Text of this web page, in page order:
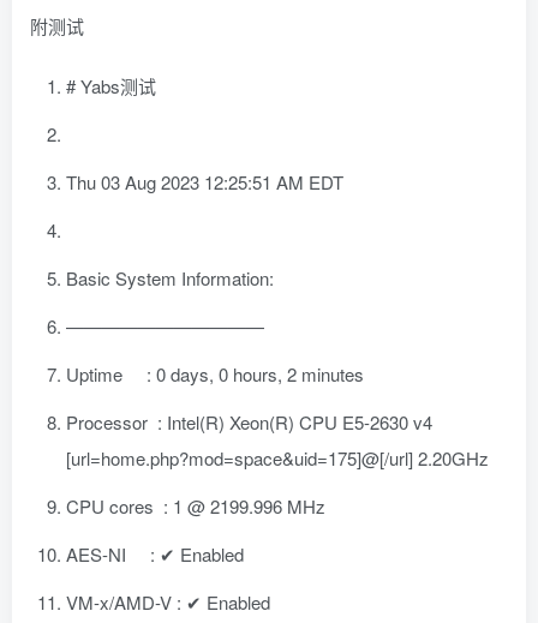
附测试
# Yabs测试
Thu 03 Aug 2023 12:25:51 AM EDT
Basic System Information:
———————————
Uptime : 0 days, 0 hours, 2 minutes
Processor : Intel(R) Xeon(R) CPU E5-2630 v4
[url=home.php?mod=space&uid=175]@[/url] 2.20GHz
CPU cores : 1 @ 2199.996 MHz
AES-NI : ✔ Enabled
VM-x/AMD-V : ✔ Enabled